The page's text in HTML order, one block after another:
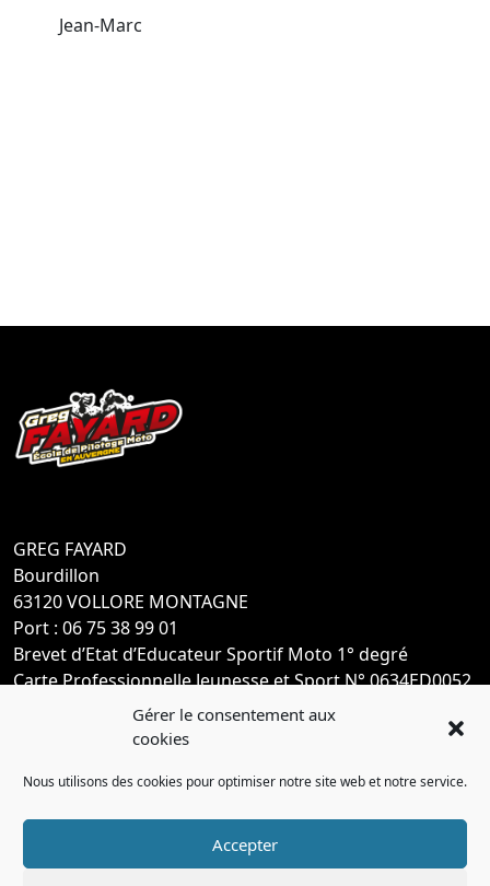
Gérer le consentement aux
cookies
Nous utilisons des cookies pour optimiser notre site web et notre service.
Accepter
Jean-Marc
GREG FAYARD
Bourdillon
63120 VOLLORE MONTAGNE
Port : 06 75 38 99 01
Brevet d’Etat d’Educateur Sportif Moto 1° degré
Carte Professionnelle Jeunesse et Sport N° 0634ED0052